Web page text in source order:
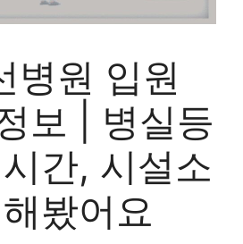
병원 입원
보 | 병실등
간, 시설소
봤어요